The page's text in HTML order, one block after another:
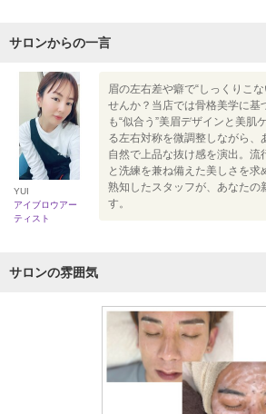
サロンからの一言
YUI
アイブロウアー
ティスト
眉の左右差や癖で“しっくりこ
せんか？当店では骨格美学に基
も“似合う”美眉デザインと美肌
る左右対称を微調整しながら、
自然で上品な抜け感を演出。流
と洗練を兼ね備えた美しさを求
熟知したスタッフが、あなたの
す。
サロンの雰囲気